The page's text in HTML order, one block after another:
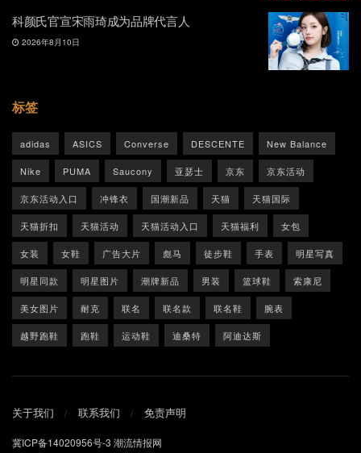
科颜氏官宣宋雨琦成为品牌代言人
2026年8月10日
标签
adidas ASICS Converse DESCENTE New Balance
Nike PUMA Saucony 亚瑟士 京东 京东活动
京东活动入口 冲锋衣 国潮新品 天猫 天猫国际
天猫折扣 天猫活动 天猫活动入口 天猫福利 女包
女装 女鞋 广告大片 彪马 徒步鞋 手表 明星写真
明星同款 明星图片 潮牌新品 男装 篮球鞋 索康尼
美女图片 耐克 联名 联名款 联名鞋 腕表
越野跑鞋 跑鞋 运动鞋 迪桑特 阿迪达斯
关于我们 联系我们 免责声明
冀ICP备14020956号-3 潮流情报网